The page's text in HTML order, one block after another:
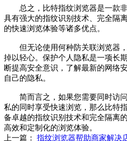
总之，比特指纹浏览器是一款非
具有强大的指纹识别技术、完全隔
的快速浏览体验等诸多优点。
但无论使用何种防关联浏览器，
掉以轻心。保护个人隐私是一项长
断提高安全意识，了解最新的网络
自己的隐私。
简而言之，如果您需要同时访问
私的同时享受快速浏览，那么比特
备卓越的指纹识别技术和完全隔离
高效和定制化的浏览体验。
上一篇： 指纹浏览器帮助商家解决